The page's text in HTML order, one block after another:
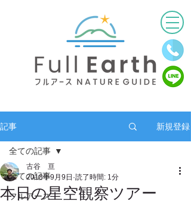
記事 新規登録
全ての記事
フルアース
全ての記事
本日の星空観察ツアー
古谷 亘
2018年9月9日 読了時間: 1分